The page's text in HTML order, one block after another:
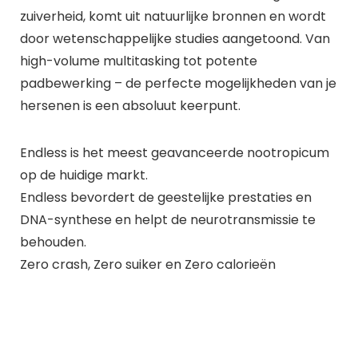
zuiverheid, komt uit natuurlijke bronnen en wordt
door wetenschappelijke studies aangetoond. Van
high-volume multitasking tot potente
padbewerking – de perfecte mogelijkheden van je
hersenen is een absoluut keerpunt.
Endless is het meest geavanceerde nootropicum
op de huidige markt.
Endless bevordert de geestelijke prestaties en
DNA-synthese en helpt de neurotransmissie te
behouden.
Zero crash, Zero suiker en Zero calorieën